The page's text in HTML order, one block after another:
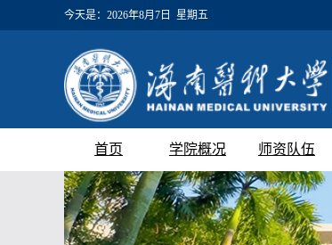
今天是： 2026年8月7日 星期五
首页 学院概况 师资队伍